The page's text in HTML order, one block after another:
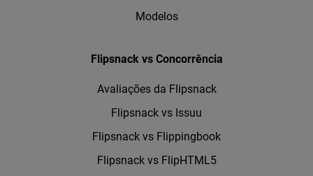
Modelos
Flipsnack vs Concorrência
Avaliações da Flipsnack
Flipsnack vs Issuu
Flipsnack vs Flippingbook
Flipsnack vs FlipHTML5